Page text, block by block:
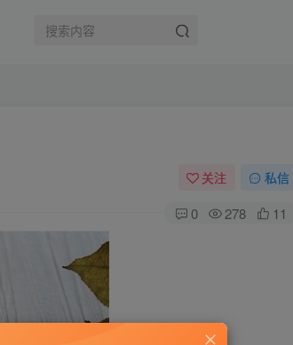
关注 私信
0 278 11